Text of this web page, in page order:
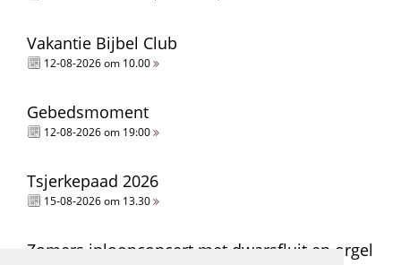
Vakantie Bijbel Club
12-08-2026 om 10.00
Gebedsmoment
12-08-2026 om 19:00
Tsjerkepaad 2026
15-08-2026 om 13.30
Zomers inloopconcert met dwarsfluit en orgel